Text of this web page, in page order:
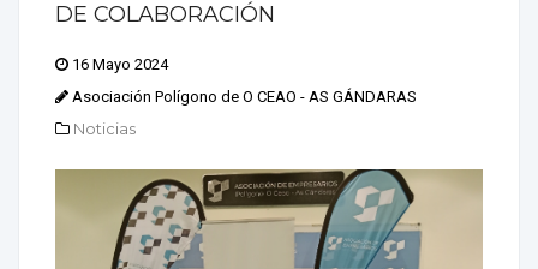
DE COLABORACIÓN
16 Mayo 2024
Asociación Polígono de O CEAO - AS GÁNDARAS
Noticias